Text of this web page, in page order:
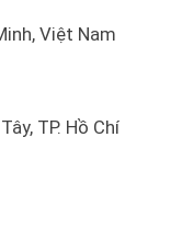
Việt Nam
TP. Hồ Chí